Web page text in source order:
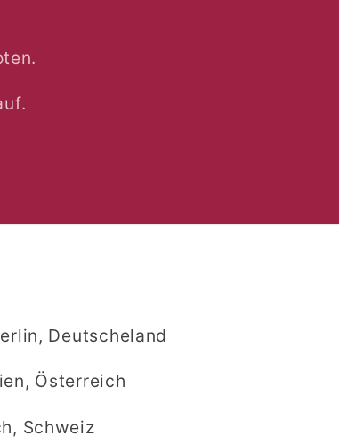
Deutscheland
Österreich
Schweiz